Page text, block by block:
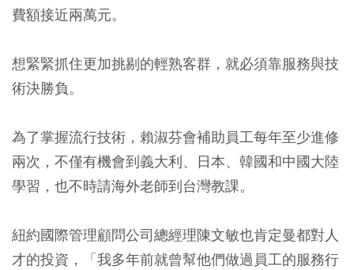
費額接近兩萬元。
想緊緊抓住更加挑剔的輕熟客群，就必須靠服務與技
術決勝負。
為了掌握流行技術，賴淑芬會補助員工每年至少進修
兩次，不僅有機會到義大利、日本、韓國和中國大陸
學習，也不時請海外老師到台灣教課。
紐約國際管理顧問公司總經理陳文敏也肯定曼都對人
才的投資，「我多年前就曾幫他們做過員工的服務行